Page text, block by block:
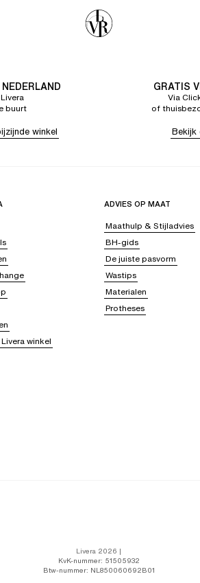
buurt
winkel
GRATIS
Via
of
Bekijk
winkel
ADVIES OP MAAT
Maathulp & Stijladvies
BH-gids
De juiste pasvorm
Wastips
Materialen
Protheses
Livera 2026 |
KvK-nummer: 51505932
Btw-nummer: NL850060692B01